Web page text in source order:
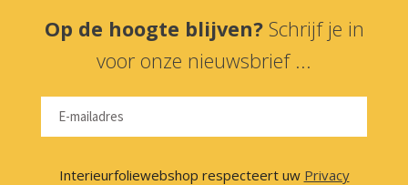
Op de hoogte blijven? Schrijf je in
voor onze nieuwsbrief ...
Interieurfoliewebshop respecteert uw Privacy